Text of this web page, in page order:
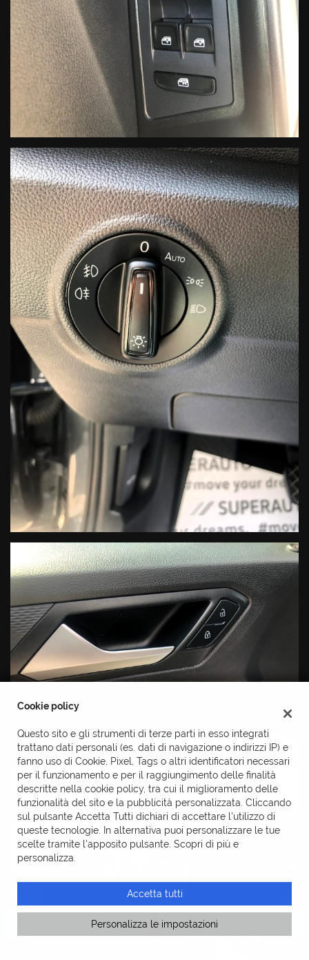
Chiama Contatta un consulente
Cookie policy
Questo sito e gli strumenti di terze parti in esso integrati
trattano dati personali (es. dati di navigazione o indirizzi IP) e
fanno uso di Cookie, Pixel, Tags o altri identificatori necessari
per il funzionamento e per il raggiungimento delle finalità
descritte nella cookie policy, tra cui il miglioramento delle
funzionalità del sito e la pubblicità personalizzata. Cliccando
sul pulsante Accetta Tutti dichiari di accettare l'utilizzo di
queste tecnologie. In alternativa puoi personalizzare le tue
scelte tramite l'apposito pulsante. Scopri di più e
personalizza.
Accetta tutti
Personalizza le impostazioni